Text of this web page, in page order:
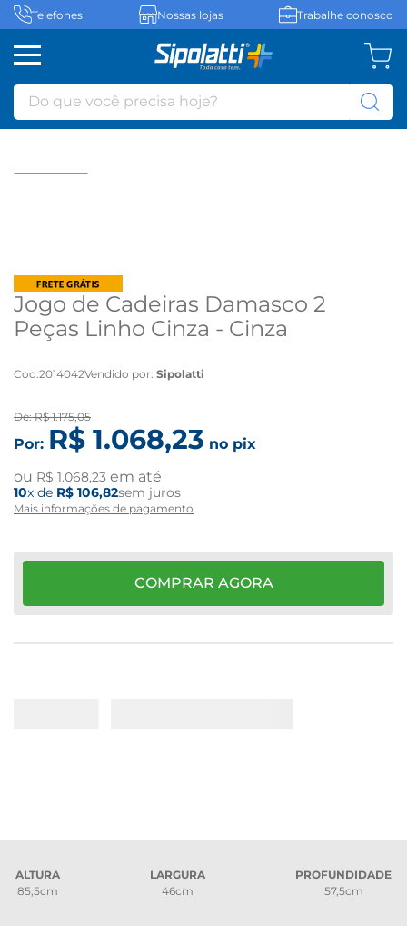
Telefones Nossas lojas Trabalhe conosco
Do que você precisa hoje?
Jogo de Cadeiras Damasco 2
Peças Linho Cinza - Cinza
Cod:2014042Vendido por: Sipolatti
De:R$ 1.175,05
Por: R$ 1.068,23 no pix
ou R$ 1.068,23 em até
10x de R$ 106,82sem juros
Mais informações de pagamento
COMPRAR AGORA
ALTURA
85,5cm
LARGURA
46cm
PROFUNDIDADE
57,5cm